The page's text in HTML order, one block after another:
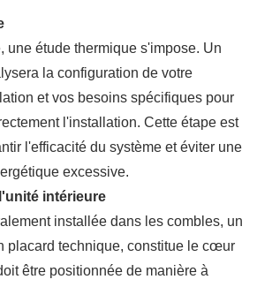
une étude thermique s'impose. Un
la configuration de votre
et vos besoins spécifiques pour
l'installation. Cette étape est
l'efficacité du système et éviter une
excessive.
intérieure
installée dans les combles, un
placard technique, constitue le cœur
être positionnée de manière à